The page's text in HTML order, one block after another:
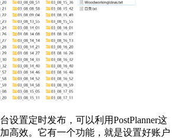
设置定时发布，可以利用PostPlanner这
高效。它有一个功能，就是设置好账户